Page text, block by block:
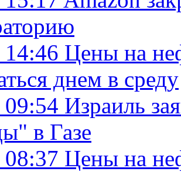
Цены на
днем в среду
Израиль
в Газе
Цены на